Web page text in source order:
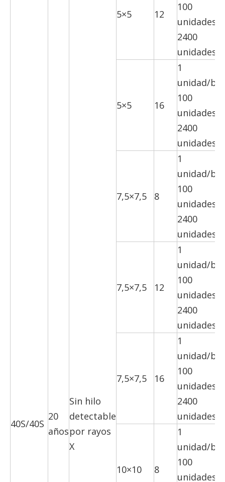
40S/40S
20
años
Sin hilo
detectable
por rayos
X
5×5 12
100
unidades/
2400
unidades/
5×5 16
1
unidad/
100
unidades/
2400
unidades/
7,5×7,5 8
1
unidad/
100
unidades/
2400
unidades/
7,5×7,5 12
1
unidad/
100
unidades/
2400
unidades/
7,5×7,5 16
1
unidad/
100
unidades/
2400
unidades/
10×10 8
1
unidad/
100
unidades/